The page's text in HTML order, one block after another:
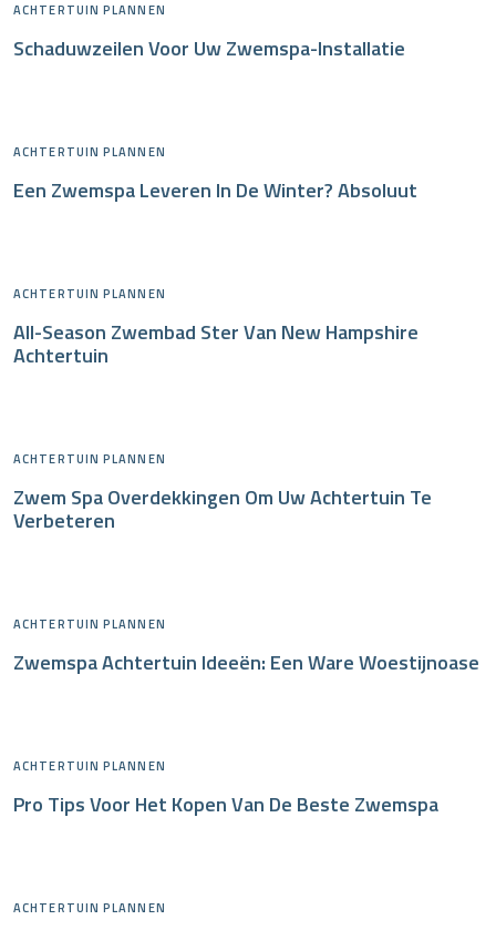
ACHTERTUIN PLANNEN
Schaduwzeilen Voor Uw Zwemspa-Installatie
ACHTERTUIN PLANNEN
Een Zwemspa Leveren In De Winter? Absoluut
ACHTERTUIN PLANNEN
All-Season Zwembad Ster Van New Hampshire
Achtertuin
ACHTERTUIN PLANNEN
Zwem Spa Overdekkingen Om Uw Achtertuin Te
Verbeteren
ACHTERTUIN PLANNEN
Zwemspa Achtertuin Ideeën: Een Ware Woestijnoase
ACHTERTUIN PLANNEN
Pro Tips Voor Het Kopen Van De Beste Zwemspa
ACHTERTUIN PLANNEN